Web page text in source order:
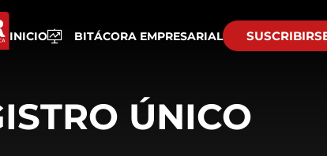
INICIO BITÁCORA EMPRESARIAL
ÚNICO